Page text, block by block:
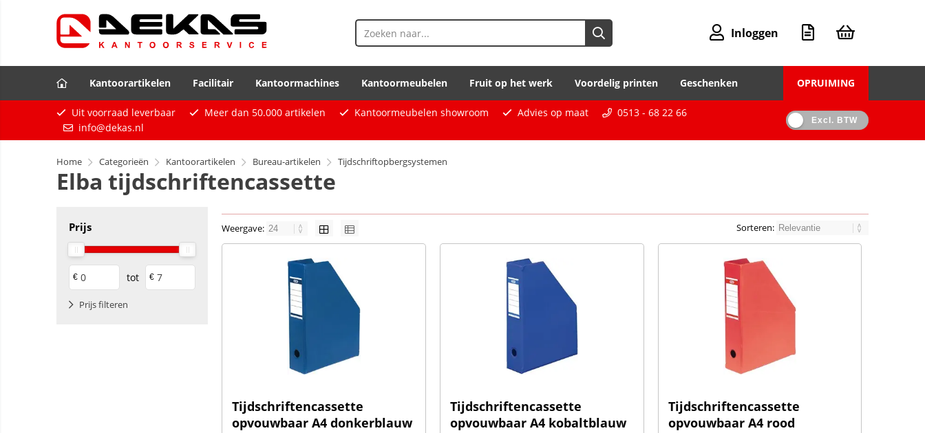
Inloggen
Kantoorartikelen Facilitair Kantoormachines Kantoormeubelen Fruit op het werk Voordelig printen Geschenken OPRUIMING
Uit voorraad leverbaar Meer dan 50.000 artikelen Kantoormeubelen showroom Advies op maat
0513 - 68 22 66
info@dekas.nl
Excl. BTW
Home Categorieën Kantoorartikelen Bureau-artikelen Tijdschriftopbergsystemen
Elba tijdschriftencassette
Prijs
€ tot €
Prijs filteren
Weergave: Sorteren:
Tijdschriftencassette
opvouwbaar A4 donkerblauw
Tijdschriftencassette
opvouwbaar A4 kobaltblauw
Tijdschriftencassette
opvouwbaar A4 rood